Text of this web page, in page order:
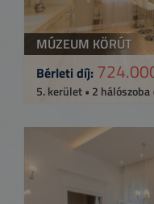
MÚZEUM KÖRÚT
Bérleti díj:
5. kerület • 2 hálószoba